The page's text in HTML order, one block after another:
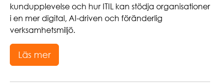
kundupplevelse och hur ITIL kan stödja organisationer
i en mer digital, AI-driven och föränderlig
verksamhetsmiljö.
Läs mer